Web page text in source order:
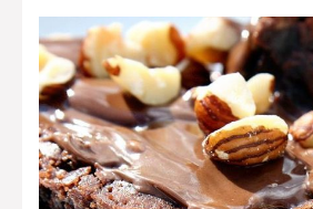
Saquitos de tomate
y pesto.
Cestitas de
Esferas de queso de
con membrana de
Chip de patatas y